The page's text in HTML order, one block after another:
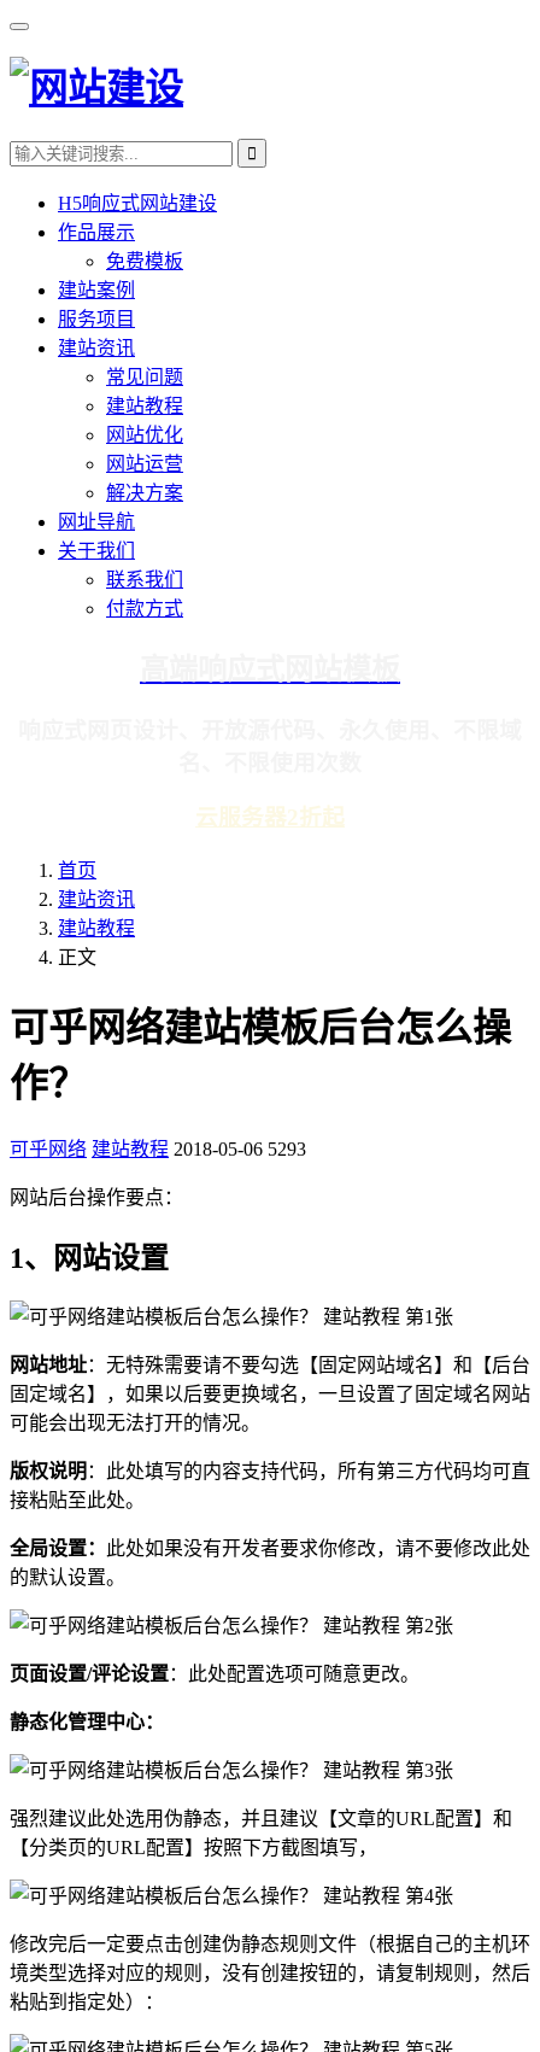
H5响应式网站建设
作品展示
免费模板
建站案例
服务项目
建站资讯
常见问题
建站教程
网站优化
网站运营
解决方案
网址导航
关于我们
联系我们
付款方式
云服务器2折起
首页
建站资讯
建站教程
正文
可乎网络建站模板后台怎么操
作？
可乎网络 建站教程 2018-05-06 5293
网站后台操作要点：
1、网站设置
网站地址：无特殊需要请不要勾选【固定网站域名】和【后台
固定域名】，如果以后要更换域名，一旦设置了固定域名网站
可能会出现无法打开的情况。
版权说明 ：此处填写的内容支持代码，所有第三方代码均可直
接粘贴至此处。
全局设置：
此处如果没有开发者要求你修改，请不要修改此处
的默认设置。
页面设置/评论设置：此处配置选项可随意更改。
静态化管理中心：
强烈建议此处选用伪静态，并且建议【文章的URL配置】和
【分类页的URL配置】按照下方截图填写，
修改完后一定要点击创建伪静态规则文件（根据自己的主机环
境类型选择对应的规则，没有创建按钮的，请复制规则，然后
粘贴到指定处）：